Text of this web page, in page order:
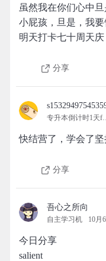
虽然我在你们心中
小屁孩，旦是，我要
明天打卡七十周天庆
分享
专升本
快结营了，学会了坚
分享
吾心之所向
自主学习机 10月
今日分享
salient